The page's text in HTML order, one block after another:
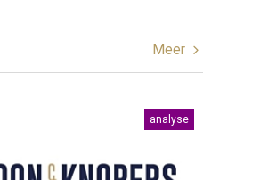
Meer
analyse